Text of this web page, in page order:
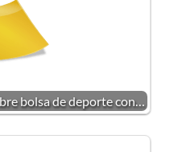
bolsa de deporte con…